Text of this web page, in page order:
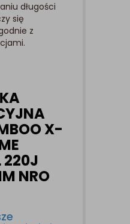
długości
się
z
X-
220J
NRO